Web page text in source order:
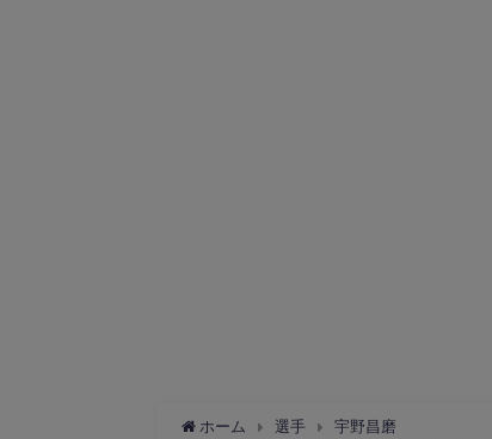
ホーム 選手
宇野昌磨